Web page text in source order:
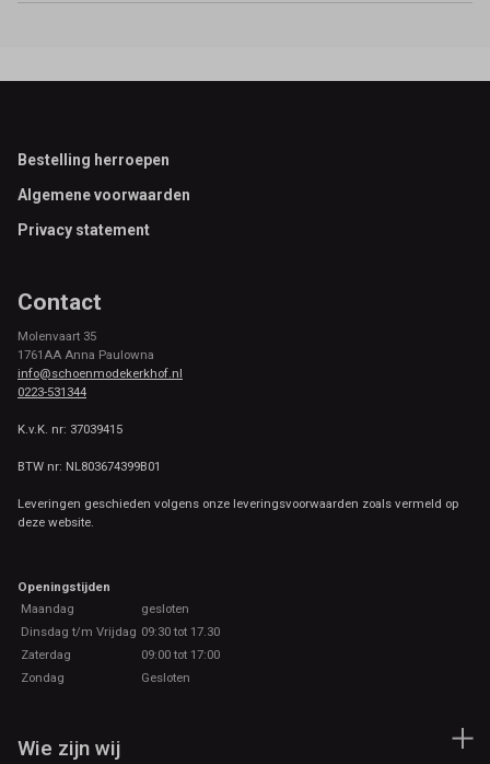
Footer
Bestelling herroepen
Algemene voorwaarden
Privacy statement
Contact
Molenvaart 35
1761AA Anna Paulowna
info@schoenmodekerkhof.nl
0223-531344
K.v.K. nr: 37039415
BTW nr: NL803674399B01
Leveringen geschieden volgens onze leveringsvoorwaarden zoals vermeld op
deze website.
Openingstijden
Maandag
gesloten
Dinsdag t/m Vrijdag 09:30 tot 17.30
Zaterdag
09:00 tot 17:00
Zondag
Gesloten
Wie zijn wij